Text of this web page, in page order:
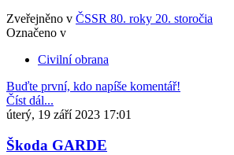
Zveřejněno v ČSSR 80. roky 20. storočia
Označeno v
Civilní obrana
Buďte první, kdo napíše komentář!
Číst dál...
úterý, 19 září 2023 17:01
Škoda GARDE